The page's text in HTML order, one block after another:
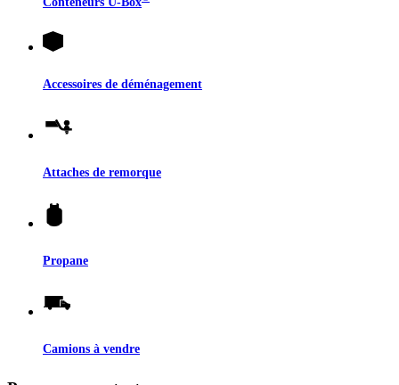
Accessoires de déménagement
Attaches de remorque
Propane
Camions à vendre